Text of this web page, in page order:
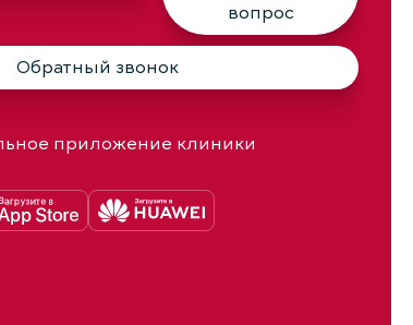
вопрос
Обратный звонок
приложение клиники